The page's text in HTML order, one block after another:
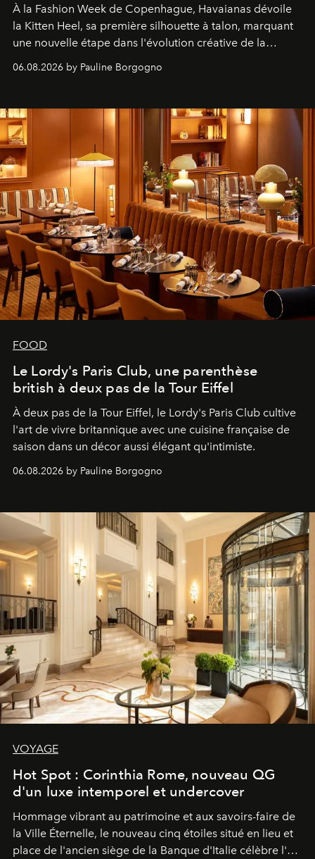
À la Fashion Week de Copenhague, Havaianas dévoile
la Kitten Heel, sa première silhouette à talon, marquant
une nouvelle étape dans l'évolution créative de la
06.08.2026 by Pauline Borgogno
FOOD
Le Lordy's Paris Club, une parenthèse
british à deux pas de la Tour Eiffel
À deux pas de la Tour Eiffel, le Lordy's Paris Club cultive
l'art de vivre britannique avec une cuisine française de
saison dans un décor aussi élégant qu'intimiste.
06.08.2026 by Pauline Borgogno
VOYAGE
Hot Spot : Corinthia Rome, nouveau QG
d'un luxe intemporel et undercover
Hommage vibrant au patrimoine et aux savoirs-faire de
la Ville Éternelle, le nouveau cinq étoiles situé en lieu et
place de l'ancien siège de la Banque d'Italie célèbre l'art